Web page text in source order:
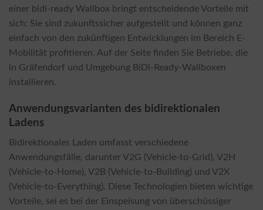
einer bidi-ready Wallbox bringt entscheidende Vorteile mit
sich: Sie sind zukunftssicher aufgestellt und können ganz
einfach von den zukünftigen Entwicklungen im Bereich E-
Mobilität profitieren. Auf der Seite finden Sie Betriebe, die
in Gräfendorf und Umgebung BiDi-Ready-Wallboxen
installieren.
Anwendungsvarianten des bidirektionalen
Ladens
Bidirektionales Laden umfasst verschiedene
Anwendungsfälle, darunter V2G (Vehicle-to-Grid), V2H
(Vehicle-to-Home), V2B (Vehicle-to-Building) und V2X
(Vehicle-to-Everything). Diese Technologien bieten wichtige
Vorteile, sei es bei der Einspeisung von überschüssiger